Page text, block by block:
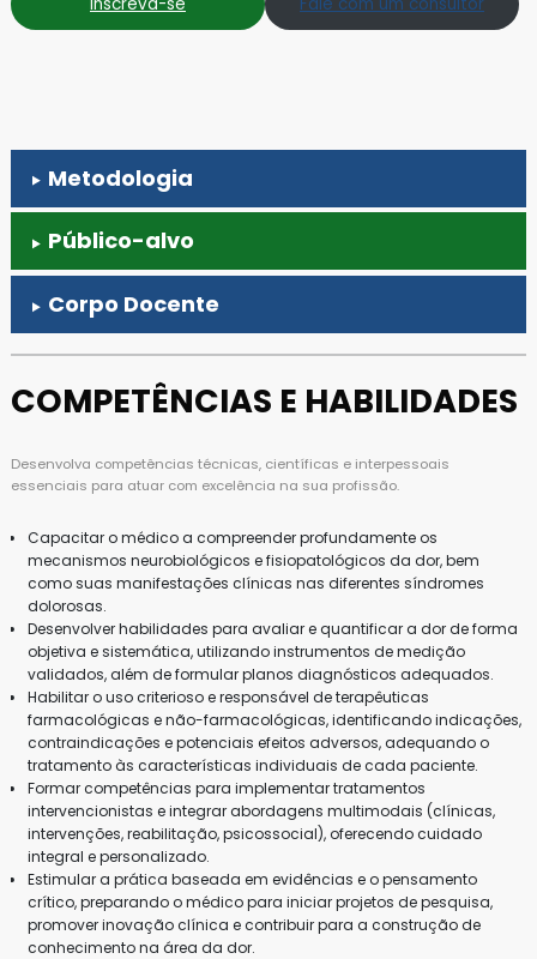
Metodologia
Público-alvo
Corpo Docente
COMPETÊNCIAS E HABILIDADES
Desenvolva competências técnicas, científicas e interpessoais
essenciais para atuar com excelência na sua profissão.
Capacitar o médico a compreender profundamente os
mecanismos neurobiológicos e fisiopatológicos da dor, bem
como suas manifestações clínicas nas diferentes síndromes
dolorosas.
Desenvolver habilidades para avaliar e quantificar a dor de forma
objetiva e sistemática, utilizando instrumentos de medição
validados, além de formular planos diagnósticos adequados.
Habilitar o uso criterioso e responsável de terapêuticas
farmacológicas e não-farmacológicas, identificando indicações,
contraindicações e potenciais efeitos adversos, adequando o
tratamento às características individuais de cada paciente.
Formar competências para implementar tratamentos
intervencionistas e integrar abordagens multimodais (clínicas,
intervenções, reabilitação, psicossocial), oferecendo cuidado
integral e personalizado.
Estimular a prática baseada em evidências e o pensamento
crítico, preparando o médico para iniciar projetos de pesquisa,
promover inovação clínica e contribuir para a construção de
conhecimento na área da dor.